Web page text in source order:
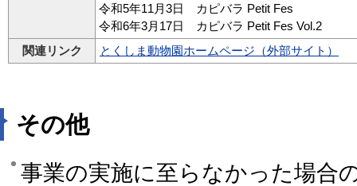
令和5年11月3日 カピバラ Petit Fes
令和6年3月17日 カピバラ Petit Fes Vol.2
関連リンク
とくしま動物園ホームページ（外部サイト）
その他
事業の実施に至らなかった場合